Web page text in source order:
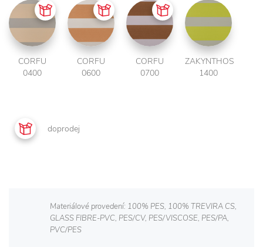
CORFU
0400
CORFU
0600
CORFU
0700
ZAKYNTHOS
1400
doprodej
Materiálové provedení: 100% PES, 100% TREVIRA CS,
GLASS FIBRE-PVC, PES/CV, PES/VISCOSE, PES/PA,
PVC/PES